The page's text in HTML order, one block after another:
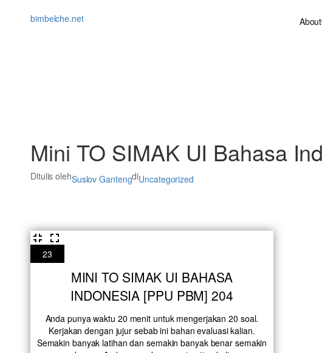
bimbelche.net About
Mini TO SIMAK UI Bahasa
Ditulis olehSuslov GantengdiUncategorized
23
MINI TO SIMAK UI BAHASA
INDONESIA [PPU PBM] 204
Anda punya waktu 20 menit untuk mengerjakan 20 soal.
Kerjakan dengan jujur sebab ini bahan evaluasi kalian.
Semakin banyak latihan dan semakin banyak benar semakin